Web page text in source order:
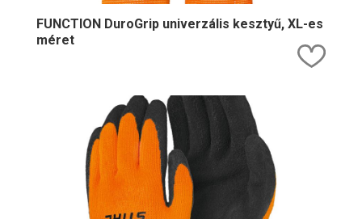
FUNCTION DuroGrip univerzális kesztyű, XL-es
méret